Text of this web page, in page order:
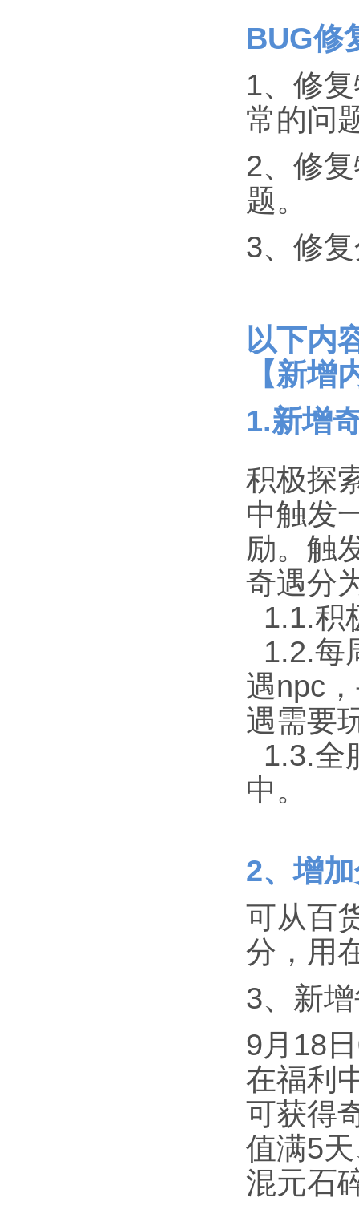
BUG修
1、修
常的问
2、修
题。
3、修
以下内
【新增
1.新增
积极探
中触发
励。触
奇遇分
1.1.积
1.2.每
遇npc
遇需要
1.3.全
中。
2、增
可从百
分，用
3、新
9月18
在福利
可获得
值满5
混元石